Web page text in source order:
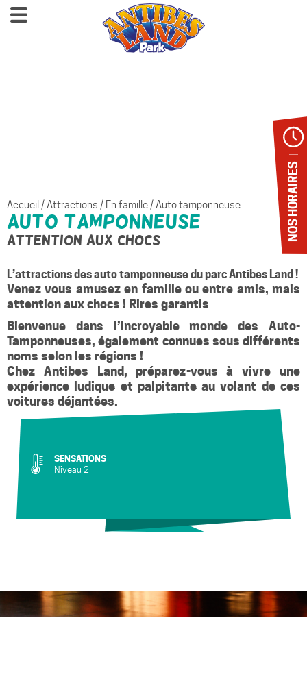
Accueil /Attractions / En famille/Auto tamponneuse
Auto tamponneuse
ATTENTION AUX CHOCS
L’attractions des auto tamponneuse du parc Antibes Land !
Venez vous amusez en famille ou entre amis, mais
attention aux chocs ! Rires garantis
Bienvenue dans l’incroyable monde des Auto-
Tamponneuses, également connues sous différents
noms selon les régions !
Chez Antibes Land, préparez-vous à vivre une
expérience ludique et palpitante au volant de ces
voitures déjantées.
SENSATIONS
Niveau 2
NOS HORAIRES